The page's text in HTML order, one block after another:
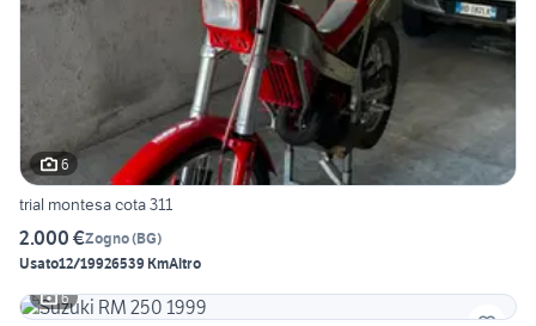
6
trial montesa cota 311
2.000 €Zogno(BG)
Usato12/19926539 KmAltro
6